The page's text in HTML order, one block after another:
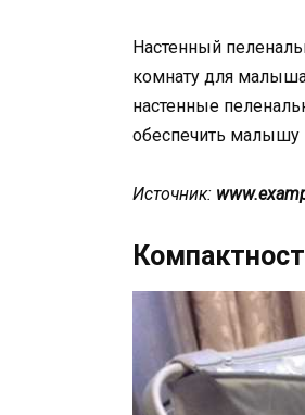
Настенный
комнату для
настенные
обеспечить малышу
Источник: